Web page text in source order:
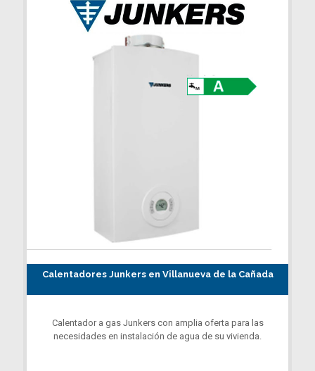
Calentadores Junkers en Villanueva de la Cañada
Calentador a gas Junkers con amplia oferta para las
necesidades en instalación de agua de su vivienda.